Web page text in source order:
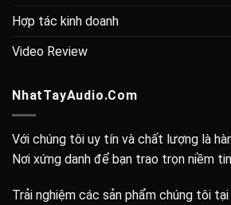
Hợp tác kinh doanh
Video Review
NhatTayAudio.Com
Với chúng tôi uy tín và chất lượng là
Nơi xứng danh để bạn trao trọn niềm
Trải nghiệm các sản phẩm chúng tôi tại